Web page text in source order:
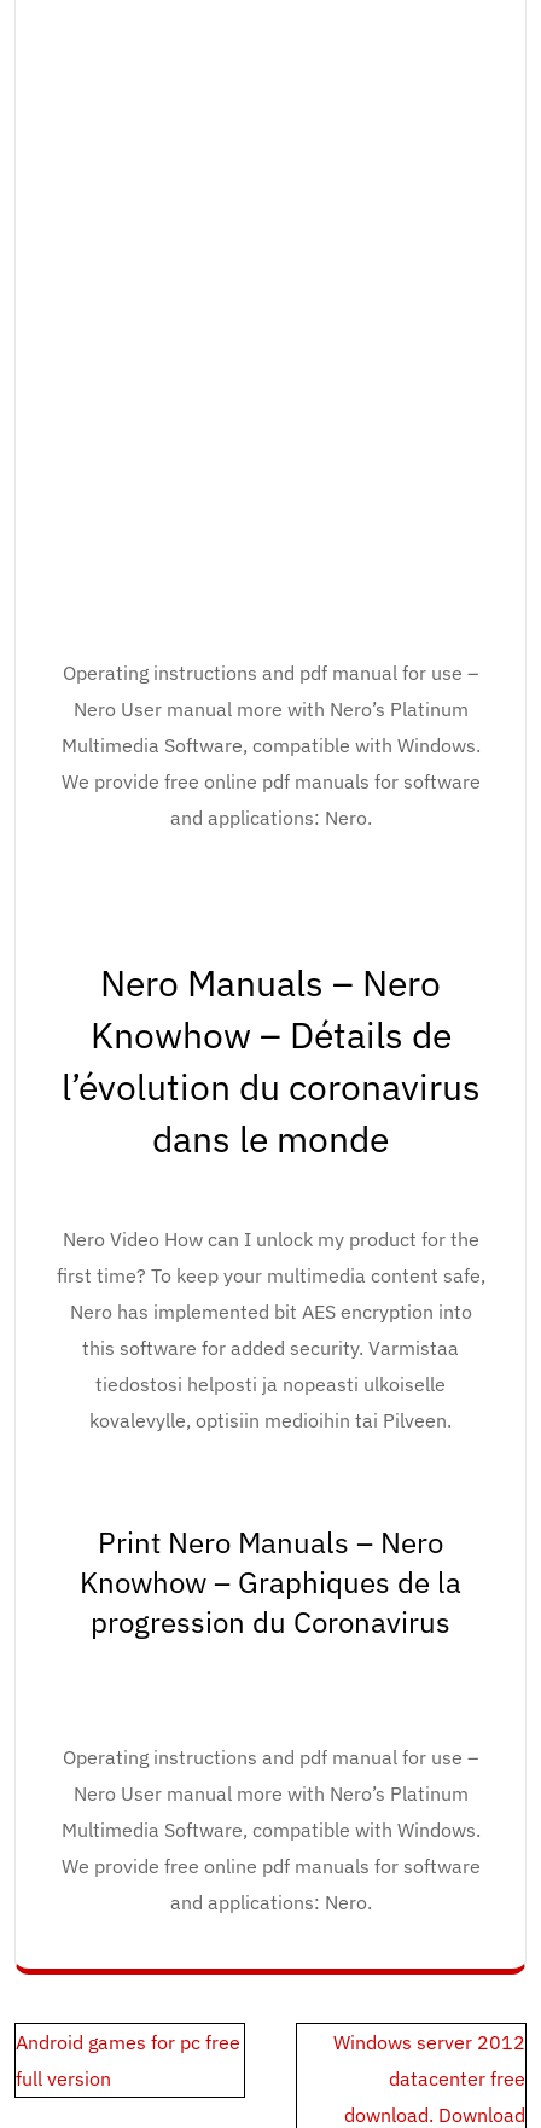
Operating instructions and pdf manual for use –
Nero User manual more with Nero’s Platinum
Multimedia Software, compatible with Windows.
We provide free online pdf manuals for software
and applications: Nero.
Nero Manuals – Nero
Knowhow – Détails de
l’évolution du coronavirus
dans le monde
Nero Video How can I unlock my product for the
first time? To keep your multimedia content safe,
Nero has implemented bit AES encryption into
this software for added security. Varmistaa
tiedostosi helposti ja nopeasti ulkoiselle
kovalevylle, optisiin medioihin tai Pilveen.
Print Nero Manuals – Nero
Knowhow – Graphiques de la
progression du Coronavirus
Operating instructions and pdf manual for use –
Nero User manual more with Nero’s Platinum
Multimedia Software, compatible with Windows.
We provide free online pdf manuals for software
and applications: Nero.
Post
navigation
Android games for pc free
full version
Windows server 2012
datacenter free
download. Download